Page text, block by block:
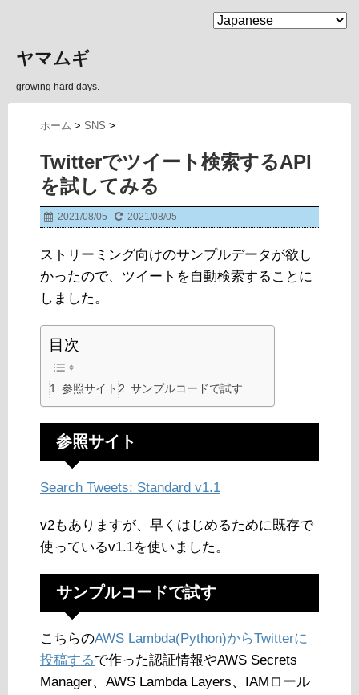
MENU
ヤマムギ
growing hard days.
ホーム > SNS >
Twitterでツイート検索するAPI
を試してみる
2021/08/05 2021/08/05
ストリーミング向けのサンプルデータが欲し
かったので、ツイートを自動検索することに
しました。
目次
参照サイト サンプルコードで試す
参照サイト
Search Tweets: Standard v1.1
v2もありますが、早くはじめるために既存で
使っているv1.1を使いました。
サンプルコードで試す
こちらのAWS Lambda(Python)からTwitterに
投稿するで作った認証情報やAWS Secrets
Manager、AWS Lambda Layers、IAMロール